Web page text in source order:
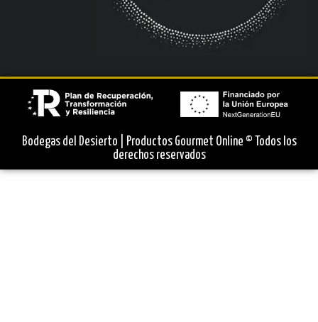
Bodegas del Desierto | Productos Gourmet Online © Todos los
derechos reservados